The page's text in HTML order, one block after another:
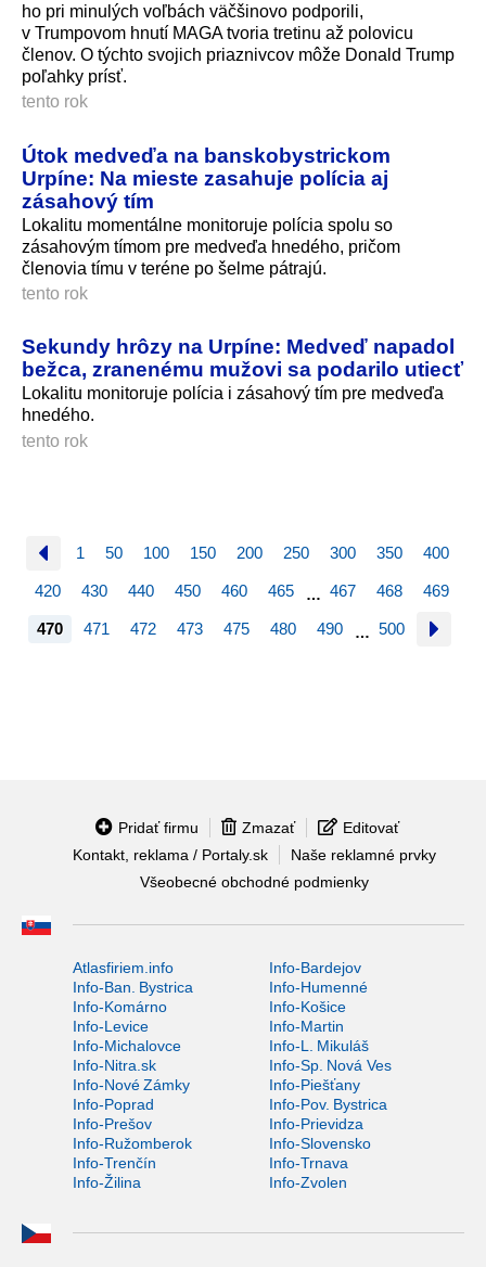
ho pri minulých voľbách väčšinovo podporili,
v Trumpovom hnutí MAGA tvoria tretinu až polovicu
členov. O týchto svojich priaznivcov môže Donald Trump
poľahky prísť.
tento rok
Útok medveďa na banskobystrickom
Urpíne: Na mieste zasahuje polícia aj
zásahový tím
Lokalitu momentálne monitoruje polícia spolu so
zásahovým tímom pre medveďa hnedého, pričom
členovia tímu v teréne po šelme pátrajú.
tento rok
Sekundy hrôzy na Urpíne: Medveď napadol
bežca, zranenému mužovi sa podarilo utiecť
Lokalitu monitoruje polícia i zásahový tím pre medveďa
hnedého.
tento rok
1 50 100 150 200 250 300 350 400
420 430 440 450 460 465 … 467 468 469
470 471 472 473 475 480 490 … 500
Pridať firmu Zmazať
Editovať
Kontakt, reklama / Portaly.sk
Naše reklamné prvky
Všeobecné obchodné podmienky
Atlasfiriem.info
Info-Bardejov
Info-Ban. Bystrica
Info-Humenné
Info-Komárno
Info-Košice
Info-Levice
Info-Martin
Info-Michalovce
Info-L. Mikuláš
Info-Nitra.sk
Info-Sp. Nová Ves
Info-Nové Zámky
Info-Piešťany
Info-Poprad
Info-Pov. Bystrica
Info-Prešov
Info-Prievidza
Info-Ružomberok
Info-Slovensko
Info-Trenčín
Info-Trnava
Info-Žilina
Info-Zvolen